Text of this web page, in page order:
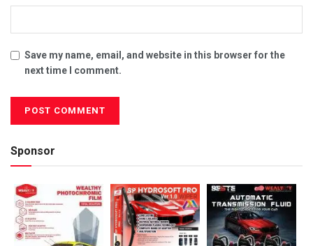
Save my name, email, and website in this browser for the
next time I comment.
Sponsor